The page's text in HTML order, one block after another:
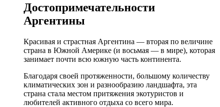
Достопримечательности
Аргентины
Красивая и страстная Аргентина — вторая по величине
страна в Южной Америке (и восьмая — в мире), которая
занимает почти всю южную часть континента.
Благодаря своей протяженности, большому количеству
климатических зон и разнообразию ландшафта, эта
страна стала местом притяжения экотуристов и
любителей активного отдыха со всего мира.